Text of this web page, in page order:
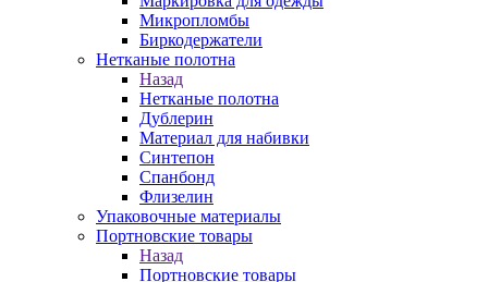
Микропломбы
Биркодержатели
Нетканые полотна
Назад
Нетканые полотна
Дублерин
Материал для набивки
Синтепон
Спанбонд
Флизелин
Упаковочные материалы
Портновские товары
Назад
Портновские товары